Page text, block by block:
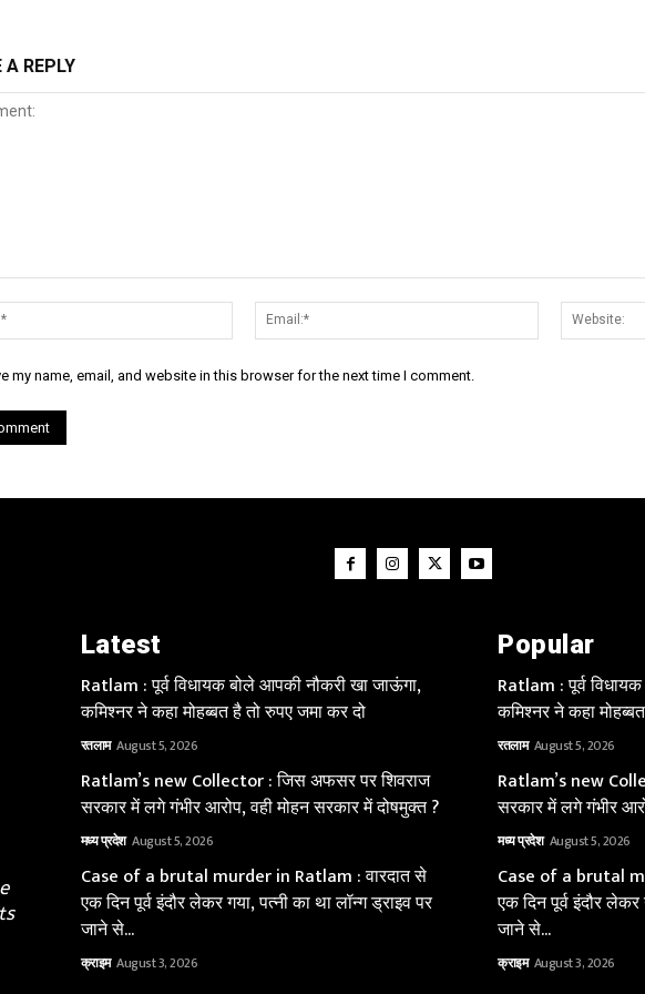
A REPLY
Name:*
Email:*
my name, email, and website in this browser for the next time I comment.
Latest
Ratlam : पूर्व विधायक बोले आपकी नौकरी खा जाऊंगा,
कमिश्नर ने कहा मोहब्बत है तो रुपए जमा कर दो
रतलाम August 5, 2026
Ratlam’s new Collector : जिस अफसर पर शिवराज
सरकार में लगे गंभीर आरोप, वही मोहन सरकार में दोषमुक्त ?
मध्य प्रदेश August 5, 2026
Case of a brutal murder in Ratlam : वारदात से
एक दिन पूर्व इंदौर लेकर गया, पत्नी का था लॉन्ग ड्राइव पर
जाने से...
क्राइम August 3, 2026
Popular
Ratlam : पूर्व
कमिश्नर ने कहा
रतलाम August 5, 2026
Ratlam’s new
सरकार में लगे गंभीर
मध्य प्रदेश August 5, 2026
Case of a brutal
एक दिन पूर्व इंदौर
जाने से...
क्राइम August 3, 2026